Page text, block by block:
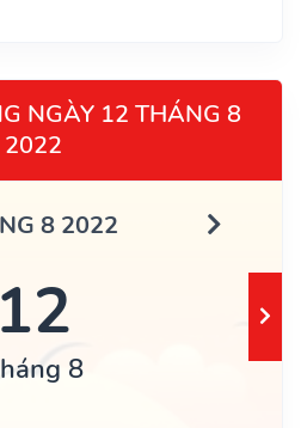
NGÀY 12 THÁNG 8
2022
8 2022
12
8